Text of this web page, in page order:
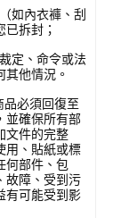
如內衣褲、刮
拆封；
定、命令或法
其他情況。
必須回復至
並確保所有部
文件的完整
用、貼紙或標
何部件、包
故障、受到污
有可能受到影